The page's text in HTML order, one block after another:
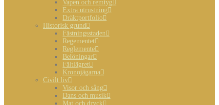
Vapen och remtyg
Extra utrustning
Dräktportfolio
Historisk grund
Fästningsstaden
Regementet
Reglemente
Belöningar
Fältlägret
Kronojägarna
Civilt liv
Visor och sång
Dans och musik
Mat och dryck